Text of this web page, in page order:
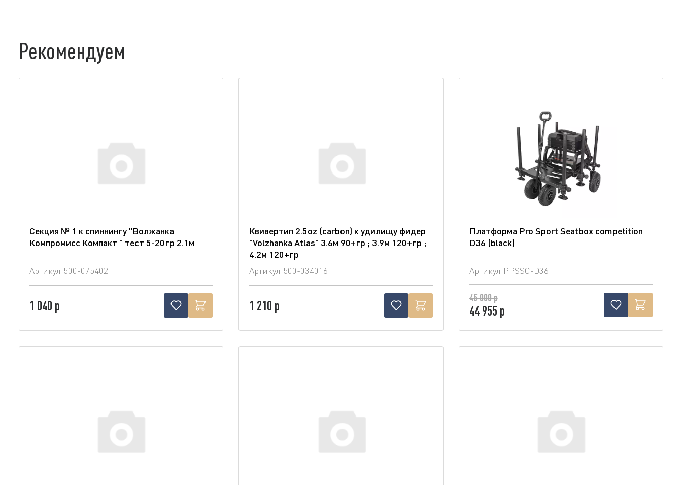
Рекомендуем
Секция № 1 к спиннингу "Волжанка
Компромисс Компакт " тест 5-20гр 2.1м
Артикул 500-075402
1 040 р
Квивертип 2.5oz (carbon) к удилищу фидер
"Volzhanka Atlas" 3.6м 90+гр ; 3.9м 120+гр ;
4.2м 120+гр
Артикул 500-034016
1 210 р
Платформа Pro Sport Seatbox competition
D36 (blaсk)
Артикул PPSSC-D36
45 000 р
44 955 р